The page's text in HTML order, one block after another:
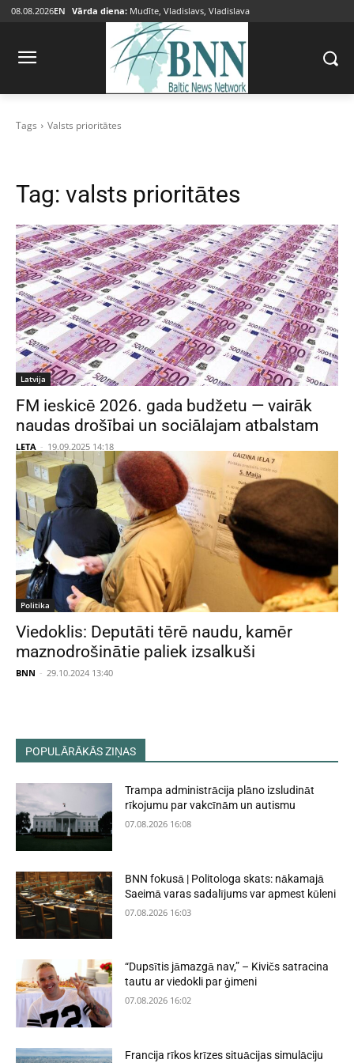
08.08.2026EN Vārda diena: Mudīte, Vladislavs, Vladislava
Tags Valsts prioritātes
Tag: valsts prioritātes
Latvija
FM ieskicē 2026. gada budžetu — vairāk
naudas drošībai un sociālajam atbalstam
LETA - 19.09.2025 14:18
Politika
Viedoklis: Deputāti tērē naudu, kamēr
maznodrošinātie paliek izsalkuši
BNN - 29.10.2024 13:40
POPULĀRĀKĀS ZIŅAS
Trampa administrācija plāno izsludināt
rīkojumu par vakcīnām un autismu
07.08.2026 16:08
BNN fokusā | Politologa skats: nākamajā
Saeimā varas sadalījums var apmest kūleni
07.08.2026 16:03
“Dupsītis jāmazgā nav,” – Kivičs satracina
tautu ar viedokli par ģimeni
07.08.2026 16:02
Francija rīkos krīzes situācijas simulāciju